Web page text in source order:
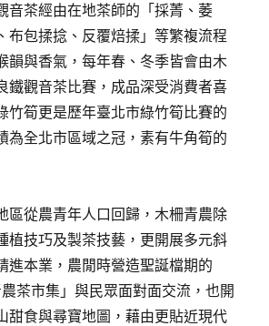
音茶經由在地茶師的「採菁、萎
布包揉捻、反覆焙揉」等繁複流程
韻與香氣，每年春、冬季皆會由木
鐵觀音茶比賽，成品深受消費者喜
竹筍更是歷年臺北市綠竹筍比賽的
為全北市區域之冠，素有牛角筍的
從農青年人口回歸，木柵青農除
植技巧及製茶技藝，更開展多元斜
進本業，農閒時營造聖誕檔期的
農茶市集」與民眾面對面交流，也開
甜食與尋寶地圖，藉由更貼近現代